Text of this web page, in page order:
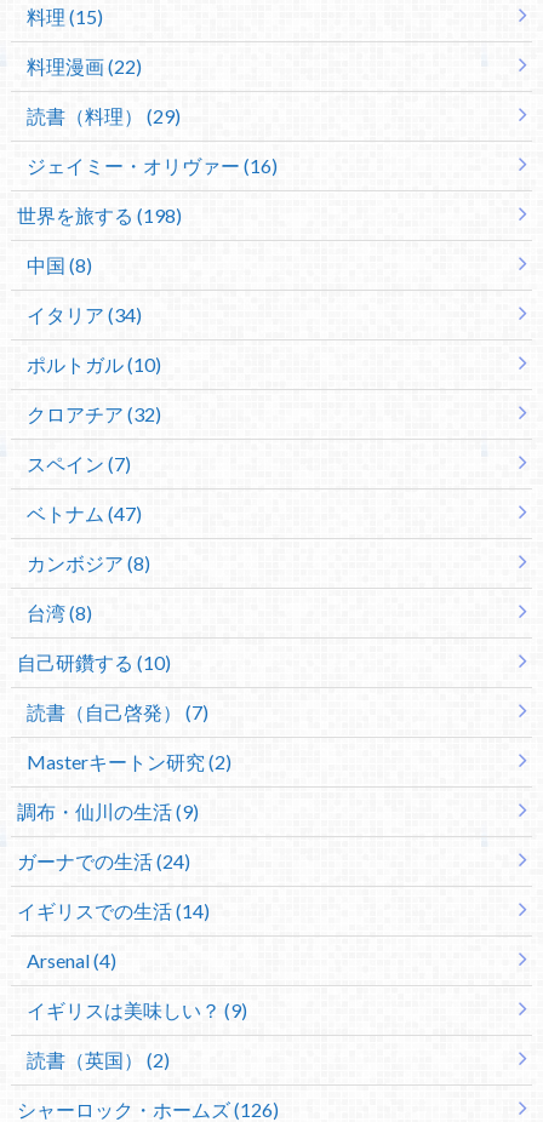
料理 (15)
料理漫画 (22)
読書（料理） (29)
ジェイミー・オリヴァー (16)
世界を旅する (198)
中国 (8)
イタリア (34)
ポルトガル (10)
クロアチア (32)
スペイン (7)
ベトナム (47)
カンボジア (8)
台湾 (8)
自己研鑽する (10)
読書（自己啓発） (7)
Masterキートン研究 (2)
調布・仙川の生活 (9)
ガーナでの生活 (24)
イギリスでの生活 (14)
Arsenal (4)
イギリスは美味しい？ (9)
読書（英国） (2)
シャーロック・ホームズ (126)